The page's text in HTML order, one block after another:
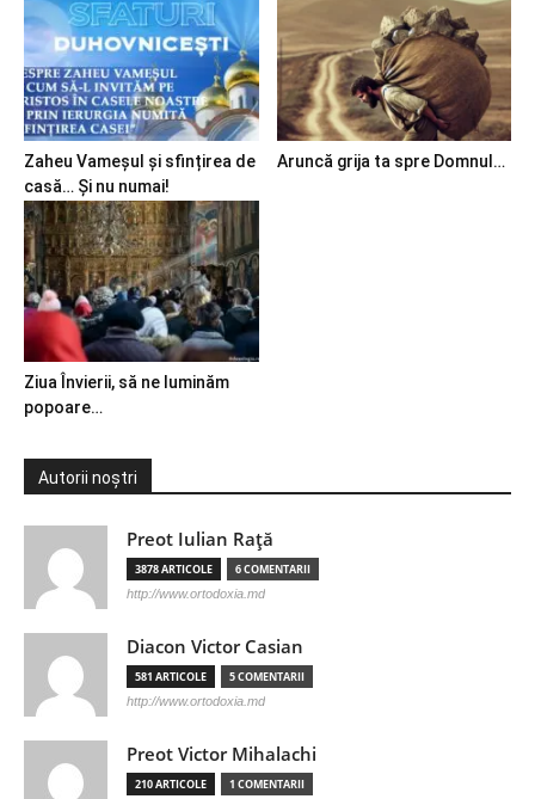
Zaheu Vameșul și sfințirea de
casă… Și nu numai!
Aruncă grija ta spre Domnul…
Ziua Învierii, să ne luminăm
popoare…
Autorii noștri
Preot Iulian Raţă
3878 ARTICOLE 6 COMENTARII
http://www.ortodoxia.md
Diacon Victor Casian
581 ARTICOLE 5 COMENTARII
http://www.ortodoxia.md
Preot Victor Mihalachi
210 ARTICOLE 1 COMENTARII